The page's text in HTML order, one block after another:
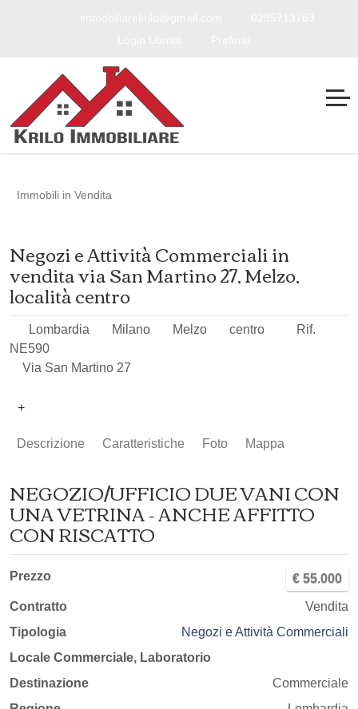
Immobili in Vendita
Negozi e Attività Commerciali in
vendita via San Martino 27, Melzo,
località centro
Lombardia Milano Melzo centro
Rif.
NE590
Via San Martino 27
+
Descrizione Caratteristiche Foto Mappa
NEGOZIO/UFFICIO DUE VANI CON
UNA VETRINA - ANCHE AFFITTO
CON RISCATTO
Prezzo € 55.000
Contratto
Vendita
Tipologia
Negozi e Attività Commerciali
Locale Commerciale, Laboratorio
Destinazione
Commerciale